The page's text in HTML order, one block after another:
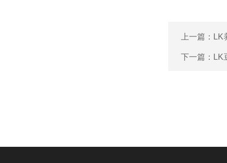
上一篇： LK
下一篇： LK